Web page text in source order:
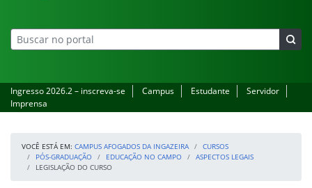
Ingresso 2026.2 – inscreva-se Campus Estudante
Servidor
Imprensa
VOCÊ ESTÁ EM: CAMPUS AFOGADOS DA INGAZEIRA
CURSOS
PÓS-GRADUAÇÃO
EDUCAÇÃO NO CAMPO
ASPECTOS LEGAIS
LEGISLAÇÃO DO CURSO